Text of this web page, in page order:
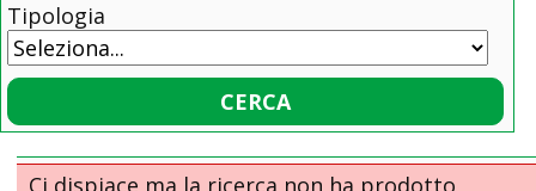
Tipologia
Ci dispiace ma la ricerca non ha prodotto